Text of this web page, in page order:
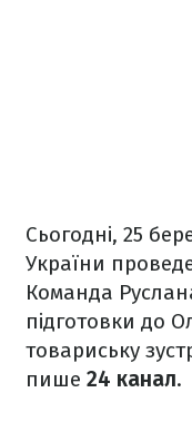
Сьогодні, 25
України
Команда
підготовки до
товариську
пише 24 канал.